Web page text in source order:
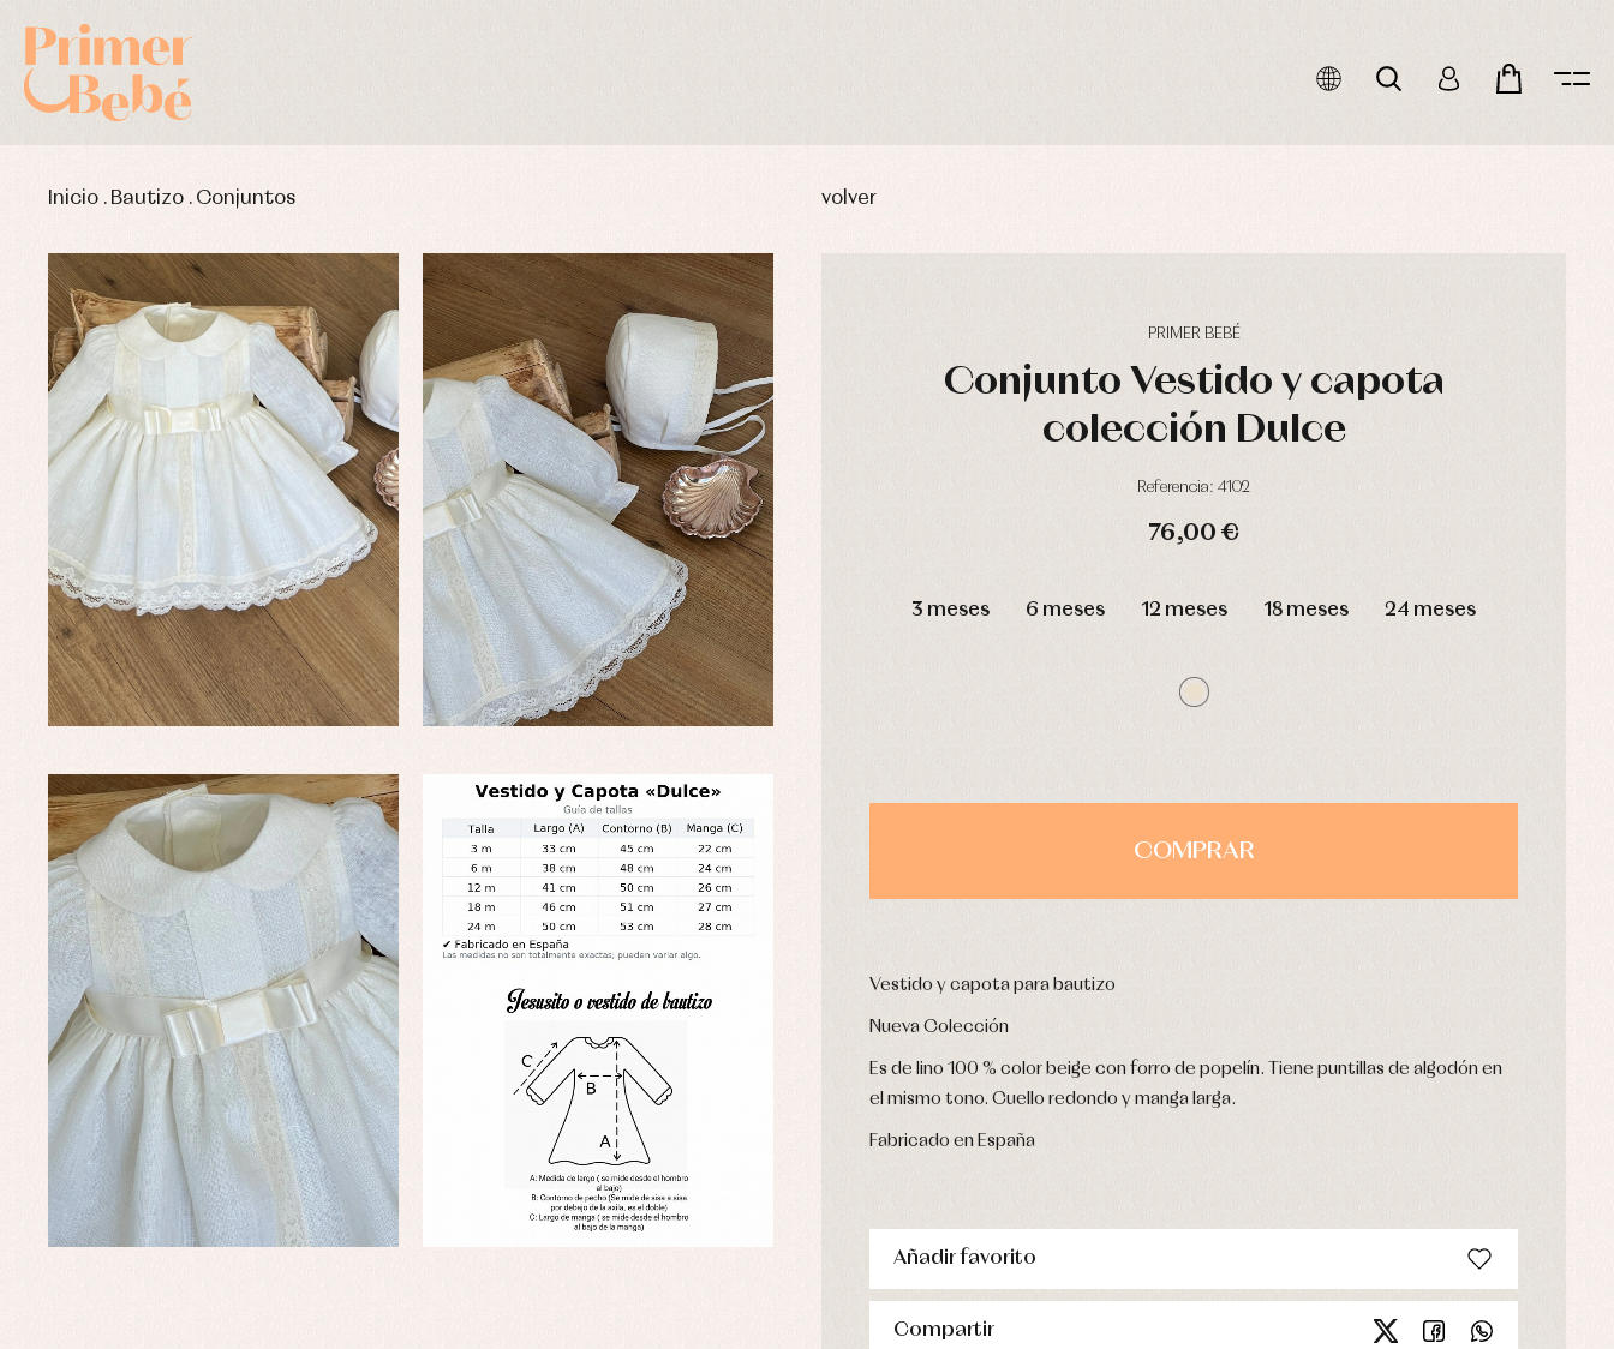
Inicio . Bautizo . Conjuntos volver
PRIMER BEBÉ
Conjunto Vestido y capota
colección Dulce
Referencia: 4102
76,00 €
3 meses 6 meses 12 meses 18 meses 24 meses
COMPRAR
Vestido y capota para bautizo
Nueva Colección
Es de lino 100 % color beige con forro de popelín. Tiene puntillas de algodón en
el mismo tono. Cuello redondo y manga larga.
Fabricado en España
Añadir favorito
Compartir
Complementos de bautizo
Conjuntos
Faldones de bautizo
Peleles y ranitas
Baberos
Blusas, camisas y jerseys
Complementos
Conjuntos
Faldones de bebé
Peleles y ranitas
Ropa interior, bodys,
pijamas...
Blusas y camisas
Chaquetas y abrigos
Complementos
Conjuntos
Peleles y ranitas
Vestidos
Accesorios
Blusas y camisas
Conjuntos
Ropa de abrigo
Ropa de baño
Ropa interior
Vestidos
Arras y fiesta
Camisas
Chaquetas y jerseys
Pantalones